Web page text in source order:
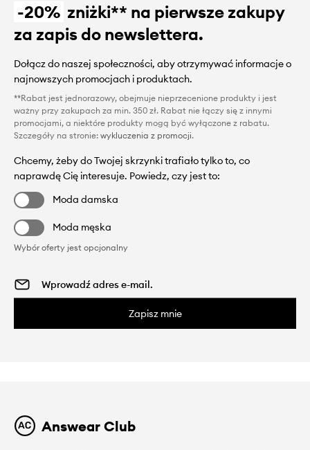
-20% zniżki** na pierwsze zakupy
za zapis do newslettera.
Dołącz do naszej społeczności, aby otrzymywać informacje o
najnowszych promocjach i produktach.
**Rabat jest jednorazowy, obejmuje nieprzecenione produkty i jest
ważny przy zakupach za min. 350 zł. Rabat nie łączy się z innymi
promocjami, a niektóre produkty mogą być wyłączone z rabatu.
Szczegóły na stronie: wykluczenia z promocji.
Chcemy, żeby do Twojej skrzynki trafiało tylko to, co
naprawdę Cię interesuje. Powiedz, czy jest to:
Moda damska
Moda męska
Wybór oferty jest opcjonalny
Zapisz mnie
Answear Club